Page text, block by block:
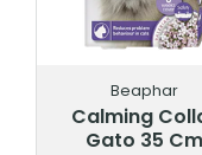
Beaphar
Calming
Gato 35 Cm